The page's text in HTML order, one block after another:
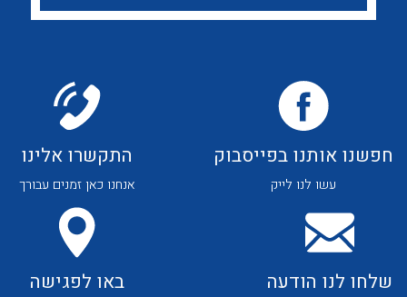
לכל מוצרי היצרן
חפשנו אותנו בפייסבוק
עשו לנו לייק
התקשרו אלינו
אנחנו כאן זמנים עבורך
שלחו לנו הודעה באו לפגישה